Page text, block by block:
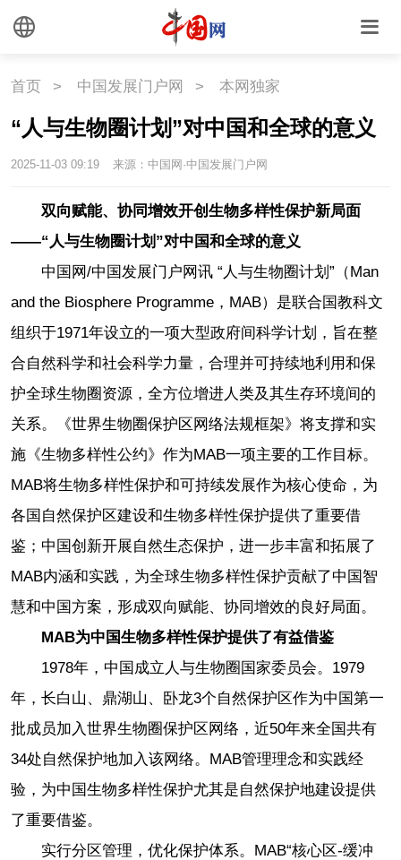
首页 > 中国发展门户网 > 本网独家
“人与生物圈计划”对中国和全球的意义
2025-11-03 09:19 来源：中国网·中国发展门户网
双向赋能、协同增效开创生物多样性保护新局面
——“人与生物圈计划”对中国和全球的意义
中国网/中国发展门户网讯 “人与生物圈计划”（Man
and the Biosphere Programme，MAB）是联合国教科文
组织于1971年设立的一项大型政府间科学计划，旨在整
合自然科学和社会科学力量，合理并可持续地利用和保
护全球生物圈资源，全方位增进人类及其生存环境间的
关系。《世界生物圈保护区网络法规框架》将支撑和实
施《生物多样性公约》作为MAB一项主要的工作目标。
MAB将生物多样性保护和可持续发展作为核心使命，为
各国自然保护区建设和生物多样性保护提供了重要借
鉴；中国创新开展自然生态保护，进一步丰富和拓展了
MAB内涵和实践，为全球生物多样性保护贡献了中国智
慧和中国方案，形成双向赋能、协同增效的良好局面。
MAB为中国生物多样性保护提供了有益借鉴
1978年，中国成立人与生物圈国家委员会。1979
年，长白山、鼎湖山、卧龙3个自然保护区作为中国第一
批成员加入世界生物圈保护区网络，近50年来全国共有
34处自然保护地加入该网络。MAB管理理念和实践经
验，为中国生物多样性保护尤其是自然保护地建设提供
了重要借鉴。
实行分区管理，优化保护体系。MAB“核心区-缓冲